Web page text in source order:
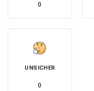
0
UNSICHER
0